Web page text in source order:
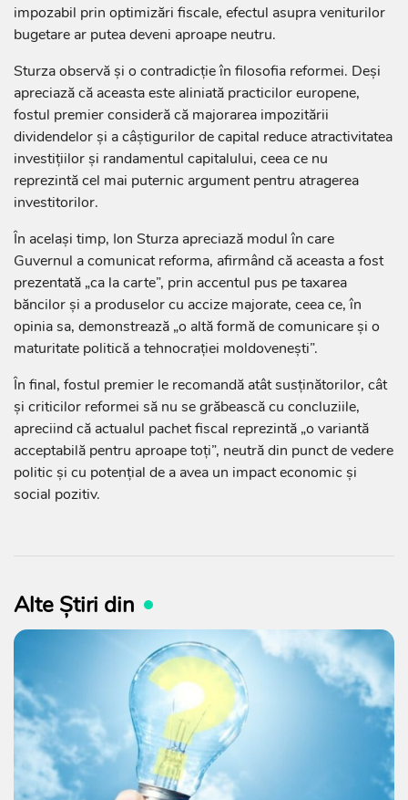
impozabil prin optimizări fiscale, efectul asupra veniturilor
bugetare ar putea deveni aproape neutru.
Sturza observă și o contradicție în filosofia reformei. Deși
apreciază că aceasta este aliniată practicilor europene,
fostul premier consideră că majorarea impozitării
dividendelor și a câștigurilor de capital reduce atractivitatea
investițiilor și randamentul capitalului, ceea ce nu
reprezintă cel mai puternic argument pentru atragerea
investitorilor.
În același timp, Ion Sturza apreciază modul în care
Guvernul a comunicat reforma, afirmând că aceasta a fost
prezentată „ca la carte”, prin accentul pus pe taxarea
băncilor și a produselor cu accize majorate, ceea ce, în
opinia sa, demonstrează „o altă formă de comunicare și o
maturitate politică a tehnocrației moldovenești”.
În final, fostul premier le recomandă atât susținătorilor, cât
și criticilor reformei să nu se grăbească cu concluziile,
apreciind că actualul pachet fiscal reprezintă „o variantă
acceptabilă pentru aproape toți”, neutră din punct de vedere
politic și cu potențial de a avea un impact economic și
social pozitiv.
Alte Știri din